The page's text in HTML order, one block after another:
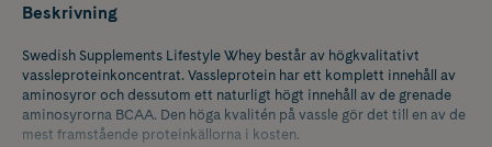
Beskrivning
Swedish Supplements Lifestyle Whey består av högkvalitativt
vassleproteinkoncentrat. Vassleprotein har ett komplett innehåll av
aminosyror och dessutom ett naturligt högt innehåll av de grenade
aminosyrorna BCAA. Den höga kvalitén på vassle gör det till en av de
mest framstående proteinkällorna i kosten.